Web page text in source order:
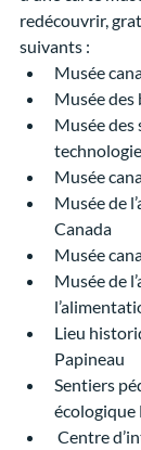
redécouvrir,
suivants :
Musée
Musée des
Musée des
Musée
Musée de
Canada
Musée
Musée de
Lieu
Papineau
Sentiers
écologique